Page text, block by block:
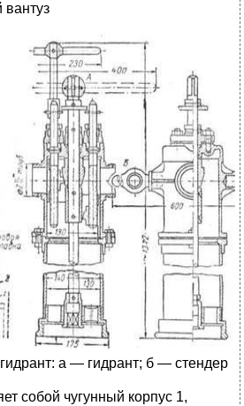
а — гидрант; б — стендер
собой чугунный корпус 1,